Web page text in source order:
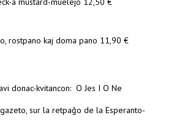
rostpano kaj doma pano 11,90 €
donac-kvitancon: O Jes I O Ne
sur la retpaĝo de la Esperanto-